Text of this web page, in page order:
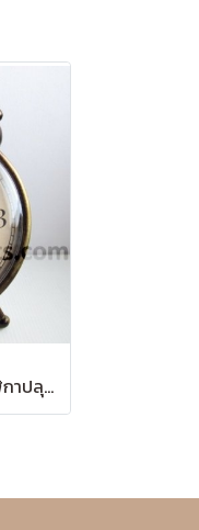
นาฬิกาโลหะตั้งโต๊ะ ทรงนาฬิกาปลุกสีบรอนซ์ สไตล์วินเทจ